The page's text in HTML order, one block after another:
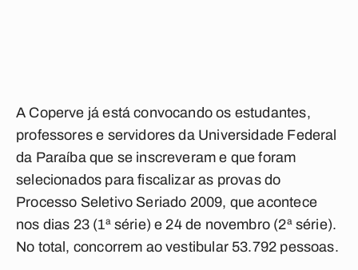
A Coperve já está convocando os estudantes,
professores e servidores da Universidade Federal
da Paraíba que se inscreveram e que foram
selecionados para fiscalizar as provas do
Processo Seletivo Seriado 2009, que acontece
nos dias 23 (1ª série) e 24 de novembro (2ª série).
No total, concorrem ao vestibular 53.792 pessoas.